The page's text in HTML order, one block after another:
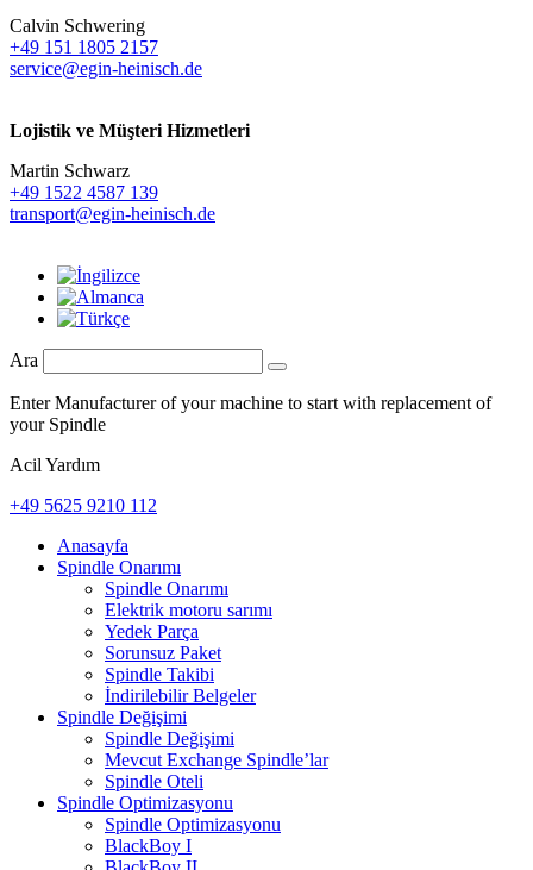
Calvin Schwering
+49 151 1805 2157
service@egin-heinisch.de
Lojistik ve Müşteri Hizmetleri
Martin Schwarz
+49 1522 4587 139
transport@egin-heinisch.de
Ara
Enter Manufacturer of your machine to start with replacement of
your Spindle
Acil Yardım
+49 5625 9210 112
Anasayfa
Spindle Onarımı
Spindle Onarımı
Elektrik motoru sarımı
Yedek Parça
Sorunsuz Paket
Spindle Takibi
İndirilebilir Belgeler
Spindle Değişimi
Spindle Değişimi
Mevcut Exchange Spindle’lar
Spindle Oteli
Spindle Optimizasyonu
Spindle Optimizasyonu
BlackBoy I